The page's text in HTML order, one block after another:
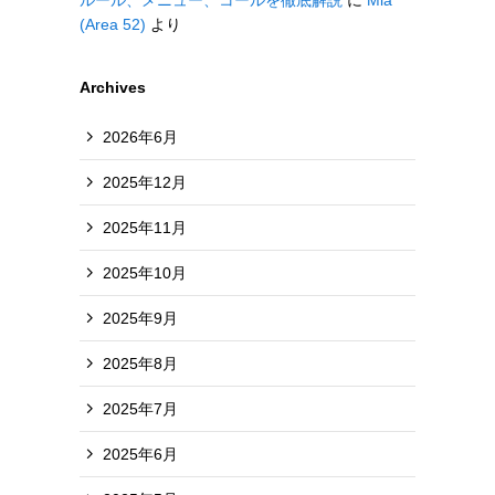
(Area 52) より
Archives
2026年6月
2025年12月
2025年11月
2025年10月
2025年9月
2025年8月
2025年7月
2025年6月